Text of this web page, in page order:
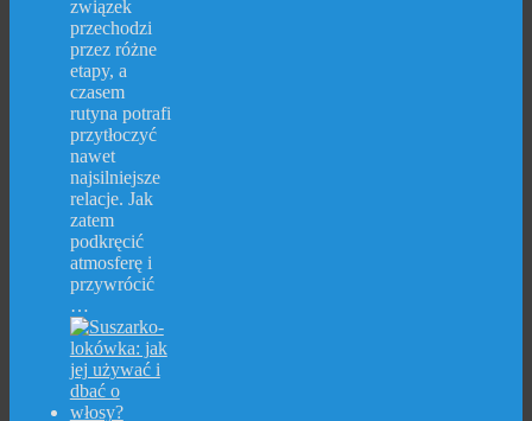
związek
przechodzi
przez różne
etapy, a
czasem
rutyna potrafi
przytłoczyć
nawet
najsilniejsze
relacje. Jak
zatem
podkręcić
atmosferę i
przywrócić
…